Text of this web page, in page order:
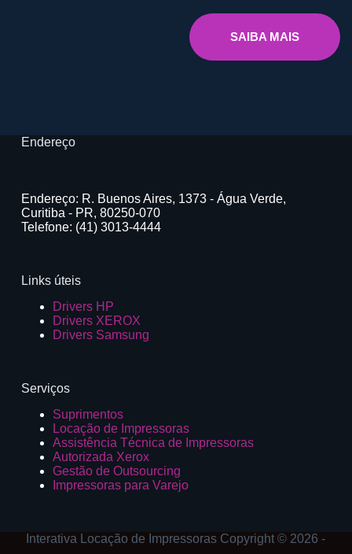
SAIBA MAIS
Endereço
Endereço: R. Buenos Aires, 1373 - Água Verde,
Curitiba - PR, 80250-070
Telefone: (41) 3013-4444
Links úteis
Drivers HP
Drivers XEROX
Drivers Samsung
Serviços
Suprimentos
Locação de Impressoras
Assistência Técnica de Impressoras
Autorizada Xerox
Gestão de Outsourcing
Impressoras para Varejo
Interativa Locação de Impressoras Copyright © 2026 -